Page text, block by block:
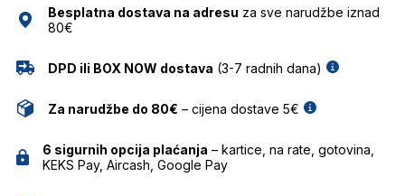
Besplatna dostava na adresu za sve narudžbe iznad
80€
DPD ili BOX NOW dostava (3-7 radnih dana)
Za narudžbe do 80€ – cijena dostave 5€
6 sigurnih opcija plaćanja – kartice, na rate, gotovina,
KEKS Pay, Aircash, Google Pay